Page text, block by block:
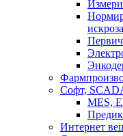
Софт,
MES,
Интернет